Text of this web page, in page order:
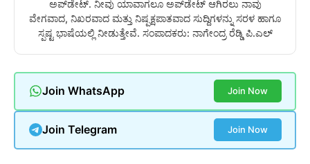
ಅಪ್‌ಡೇಟ್. ನೀವು ಯಾವಾಗಲೂ ಅಪ್‌ಡೇಟ್ ಆಗಿರಲು ನಾವು
ವೇಗವಾದ, ನಿಖರವಾದ ಮತ್ತು ನಿಷ್ಪಕ್ಷಪಾತವಾದ ಸುದ್ದಿಗಳನ್ನು ಸರಳ ಹಾಗೂ
ಸ್ಪಷ್ಟ ಭಾಷೆಯಲ್ಲಿ ನೀಡುತ್ತೇವೆ. ಸಂಪಾದಕರು: ನಾಗೇಂದ್ರ ರೆಡ್ಡಿ ಪಿ.ಎಲ್
Join WhatsApp Join Now
Join Telegram Join Now